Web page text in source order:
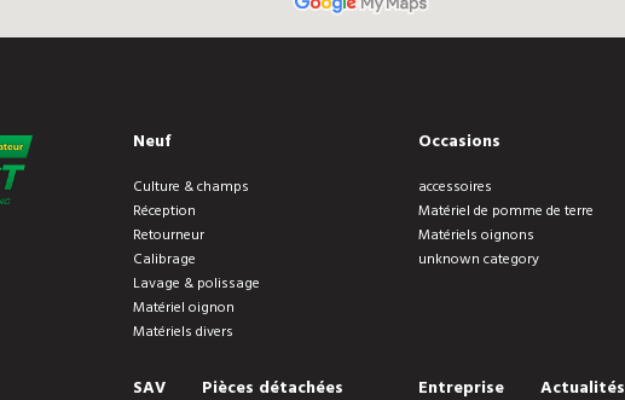
Neuf
Culture & champs
Réception
Retourneur
Calibrage
Lavage & polissage
Matériel oignon
Matériels divers
Occasions
accessoires
Matériel de pomme de terre
Matériels oignons
unknown category
SAV Pièces détachées Entreprise Actualités